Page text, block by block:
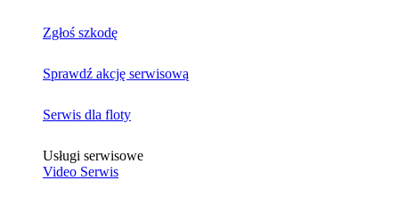
Zgłoś szkodę
Sprawdź akcję serwisową
Serwis dla floty
Usługi serwisowe
Video Serwis